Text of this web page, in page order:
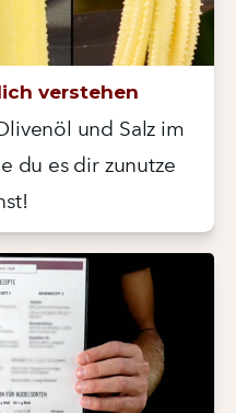
verstehen
und Salz im
du es dir zunutze